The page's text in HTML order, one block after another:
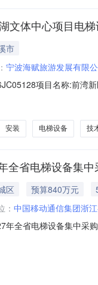
文体中心项目电
市
宁波海赋旅游发展有限
项目名称:前湾
服务及保修服务等相
安装 电梯设备 技
全省电梯设备集
区 预算840万元
： 中国移动通信集团浙
年全省电梯设备集中采